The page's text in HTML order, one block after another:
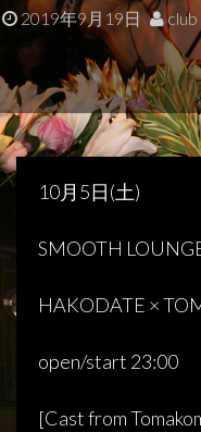
2019年9月19日
10月5日(土)
SMOOTH
HAKODATE ×
open/start 23:00
[Cast from